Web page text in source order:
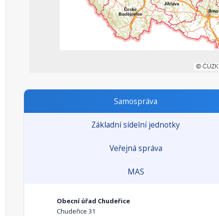
Samospráva
Základní sídelní jednotky
Veřejná správa
MAS
Obecní úřad Chudeřice
Chudeřice 31